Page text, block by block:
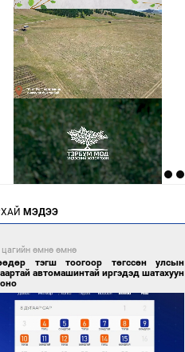
МЭДЭЭ
цагийн өмнө өмнө
тэгш тоогоор төгссөн улсын
автомашинтай иргэдэд шатахуун